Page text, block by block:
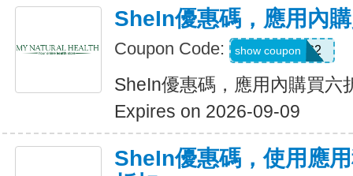
SheIn優惠碼，應用內
Coupon Code: B23FDG2
show coupon
SheIn優惠碼，應用內購買六
Expires on 2026-09-09
SheIn優惠碼，使用應